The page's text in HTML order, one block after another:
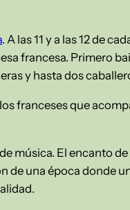
. A las 11 y a las 12 de
francesa. Primero
y hasta dos
franceses que
música. El encanto
de una época donde